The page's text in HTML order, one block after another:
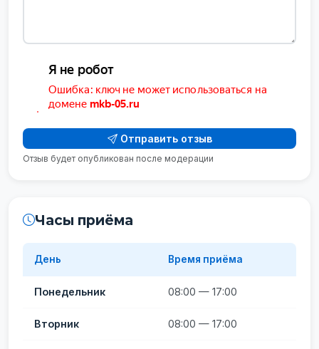
Отправить отзыв
Отзыв будет опубликован после модерации
Часы приёма
День Время приёма
Понедельник 08:00 — 17:00
Вторник 08:00 — 17:00